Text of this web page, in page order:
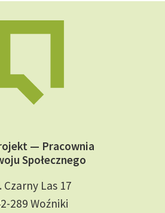
— Pracownia
Społecznego
Czarny Las 17
289 Woźniki